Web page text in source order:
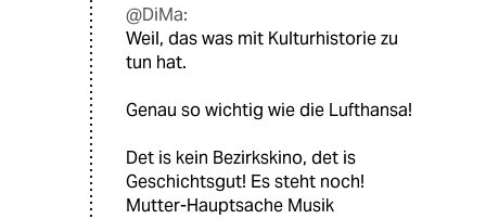
@DiMa:
Weil, das was mit Kulturhistorie zu
tun hat.
Genau so wichtig wie die Lufthansa!
Det is kein Bezirkskino, det is
Geschichtsgut! Es steht noch!
Mutter-Hauptsache Musik